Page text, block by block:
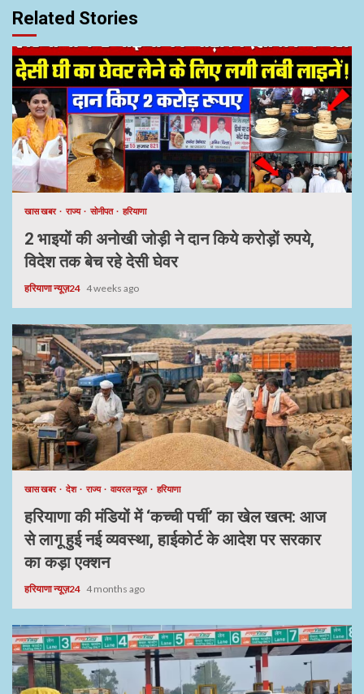
Related Stories
खास खबर राज्य सोनीपत हरियाणा
2 भाइयों की अनोखी जोड़ी ने दान किये करोड़ों रुपये,
विदेश तक बेच रहे देसी घेवर
हरियाणा न्यूज़24 4 weeks ago
खास खबर देश राज्य वायरल न्यूज़ हरियाणा
हरियाणा की मंडियों में ‘कच्ची पर्ची’ का खेल खत्म: आज
से लागू हुई नई व्यवस्था, हाईकोर्ट के आदेश पर सरकार
का कड़ा एक्शन
हरियाणा न्यूज़24 4 months ago